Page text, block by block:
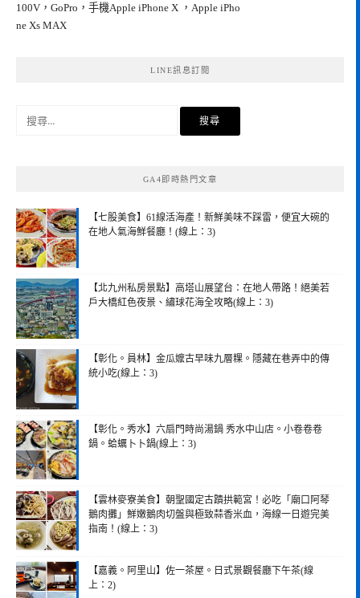
100V，GoPro，手機Apple iPhone X ，Apple iPho
ne Xs MAX
LINE訊息訂閱
GA4即時熱門文章
【七股美食】61線活海產！新鮮美味不踩雷，便宜大碗的
在地人氣海鮮餐廳！(線上：3)
【北九州私房景點】高塔山展望台：在地人帶路！絕美若
戶大橋紅色夜景、繡球花海全攻略(線上：3)
【彰化。員林】金瓜嬤古早味九層粿。隱藏在巷弄中的傳
統小吃(線上：3)
【彰化。秀水】六扇門時尚湯鍋 秀水中山店。小卷卷卷
鍋。蛤蠣卜卜鍋(線上：3)
【雲林麥寮美食】朝聖國定古蹟拱範宮！必吃「廟口阿琴
鵝肉攤」鮮嫩鵝肉切盤與極致蒜香米血，海線一日遊完美
指南！(線上：3)
【嘉義。阿里山】佐一茶屋。日式景觀餐廳下午茶(線
上：2)